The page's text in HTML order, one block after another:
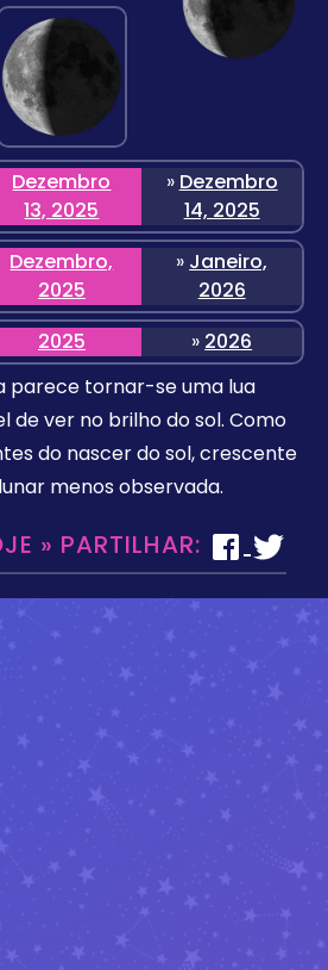
Dezembro
13, 2025
» Dezembro
14, 2025
Dezembro,
2025
» Janeiro,
2026
2025 » 2026
parece tornar-se uma lua
de ver no brilho do sol. Como
do nascer do sol, crescente
menos observada.
» PARTILHAR: